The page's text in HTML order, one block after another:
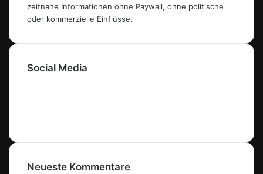
zeitnahe Informationen ohne Paywall, ohne politische
oder kommerzielle Einflüsse.
Social Media
Neueste Kommentare